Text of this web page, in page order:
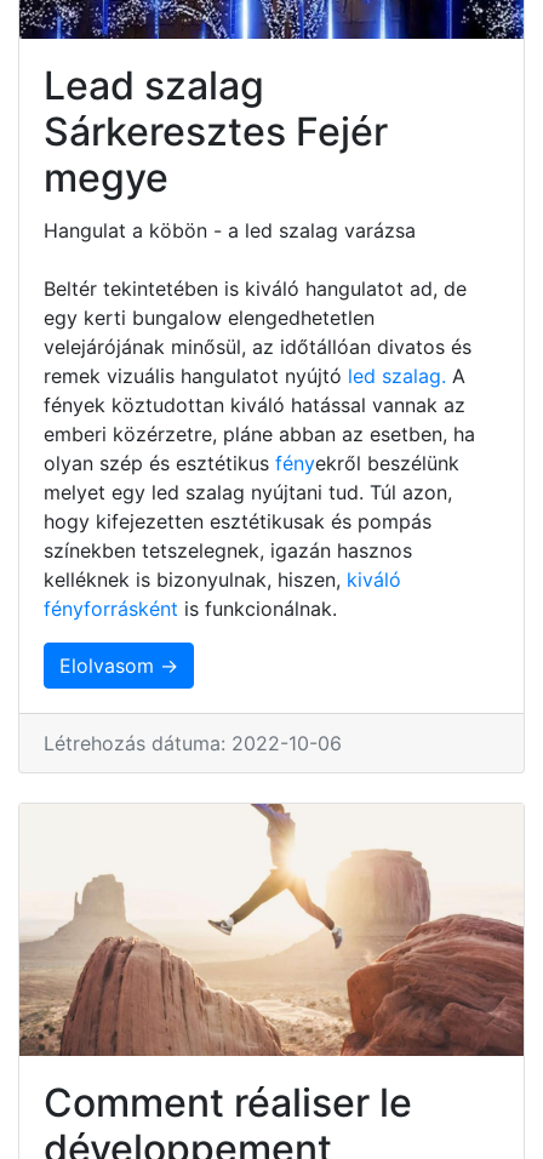
Lead szalag
Sárkeresztes Fejér
megye
Hangulat a köbön - a led szalag varázsa
Beltér tekintetében is kiváló hangulatot ad, de
egy kerti bungalow elengedhetetlen
velejárójának minősül, az időtállóan divatos és
remek vizuális hangulatot nyújtó led szalag. A
fények köztudottan kiváló hatással vannak az
emberi közérzetre, pláne abban az esetben, ha
olyan szép és esztétikus fényekről beszélünk
melyet egy led szalag nyújtani tud. Túl azon,
hogy kifejezetten esztétikusak és pompás
színekben tetszelegnek, igazán hasznos
kelléknek is bizonyulnak, hiszen, kiváló
fényforrásként is funkcionálnak.
Elolvasom →
Létrehozás dátuma: 2022-10-06
Comment réaliser le
développement